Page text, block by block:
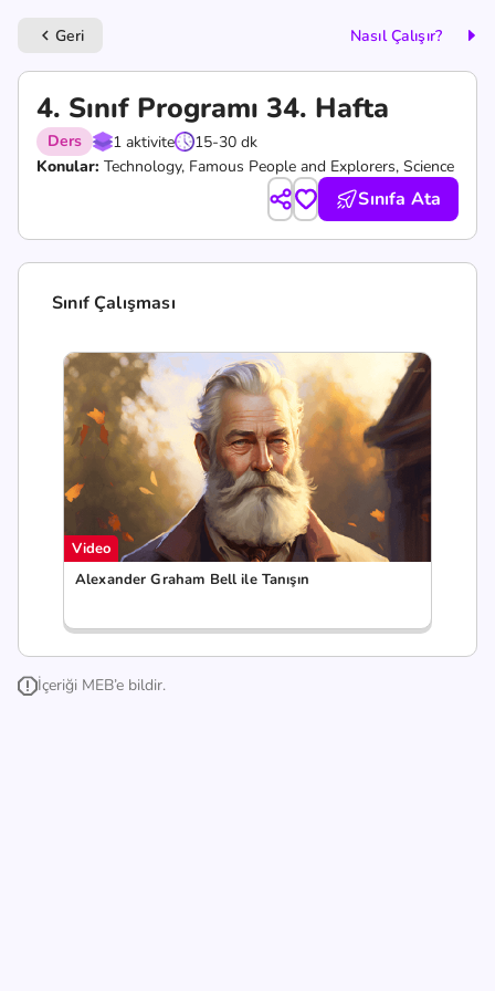
keyboard_arrow_left Geri Nasıl Çalışır?
4. Sınıf Programı 34. Hafta
Ders 1 aktivite
15-30 dk
Konular: Technology, Famous People and Explorers, Science
Sınıfa Ata
Sınıf Çalışması
Video
Alexander Graham Bell ile Tanışın
İçeriği MEB’e bildir.